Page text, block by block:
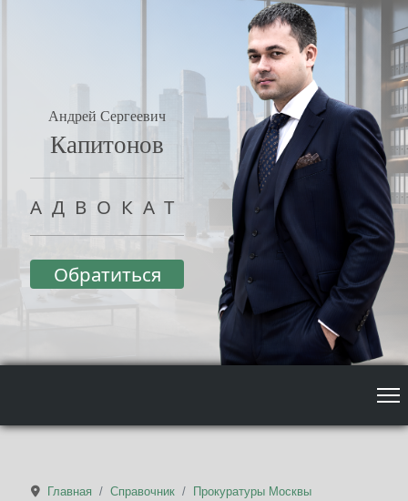
Андрей Сергеевич
Капитонов
АДВОКАТ
Обратиться
Главная Справочник
Прокуратуры Москвы